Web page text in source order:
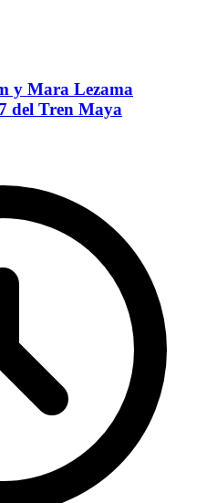
y Mara Lezama
del Tren Maya